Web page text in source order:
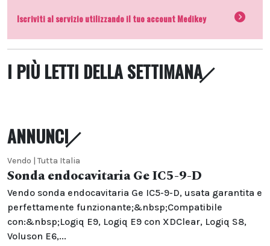
Iscriviti al servizio utilizzando il tuo account Medikey
I PIÙ LETTI DELLA SETTIMANA
ANNUNCI
Vendo | Tutta Italia
Sonda endocavitaria Ge IC5-9-D
Vendo sonda endocavitaria Ge IC5-9-D, usata garantita e
perfettamente funzionante;&nbsp;Compatibile
con:&nbsp;Logiq E9, Logiq E9 con XDClear, Logiq S8,
Voluson E6,...